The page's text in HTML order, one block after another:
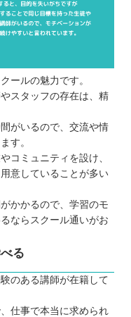
ールの魅力です。
スタッフの存在は、精
がいるので、交流や情
す。
コミュニティを設け、
意していることが多い
かかるので、学習のモ
ならスクール通いがお
る
のある講師が在籍して
仕事で本当に求められ